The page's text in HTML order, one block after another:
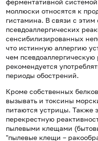
ферментативной
моллюски относятся к
гистамина. В связи с этим
псевдоаллергических
сенсибилизированных
что истинную аллергию
чем
рекомендуется
периоды обострений.
Кроме собственных
вызывать и токсины
питаются устрицы. Также
перекрестную
пылевыми клещами
"пылевые клещи –